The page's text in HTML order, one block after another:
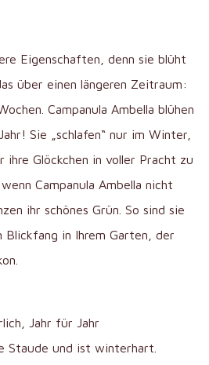
Eigenschaften, denn sie blüht
über einen längeren Zeitraum:
Campanula Ambella blühen
Sie „schlafen“ nur im Winter,
ihre Glöckchen in voller Pracht zu
Campanula Ambella nicht
ihr schönes Grün. So sind sie
Blickfang in Ihrem Garten, der
Jahr für Jahr
Staude und ist winterhart.